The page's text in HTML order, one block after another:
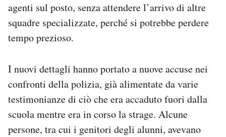
agenti sul posto, senza attendere l’arrivo di altre
squadre specializzate, perché si potrebbe perdere
tempo prezioso.
I nuovi dettagli hanno portato a nuove accuse nei
confronti della polizia, già alimentate da varie
testimonianze di ciò che era accaduto fuori dalla
scuola mentre era in corso la strage. Alcune
persone, tra cui i genitori degli alunni, avevano